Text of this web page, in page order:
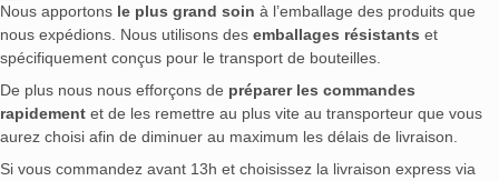
Nous apportons le plus grand soin à l’emballage des produits que
nous expédions. Nous utilisons des emballages résistants et
spécifiquement conçus pour le transport de bouteilles.
De plus nous nous efforçons de préparer les commandes
rapidement et de les remettre au plus vite au transporteur que vous
aurez choisi afin de diminuer au maximum les délais de livraison.
Si vous commandez avant 13h et choisissez la livraison express via